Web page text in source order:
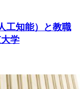
工知能）と教職
学